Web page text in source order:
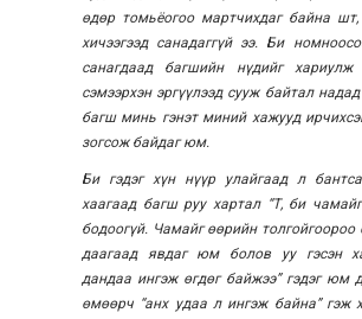
өдөр томьёогоо мартчихдаг байна шт,
хичээгээд санадаггүй ээ. Би
санагдаад багшийн нүдийг
сэмээрхэн эргүүлээд сууж байтал
багш минь гэнэт миний хажууд
зогсож байдаг юм.
Би гэдэг хүн нүүр улайгаад л
хаагаад багш руу хартал “Т, би
бодоогүй. Чамайг өөрийн толгойгоороо
даагаад явдаг юм болов уу гэсэн
дандаа ингэж өгдөг байжээ” гэдэг юм
өмөөрч “анх удаа л ингэж байна” гэж